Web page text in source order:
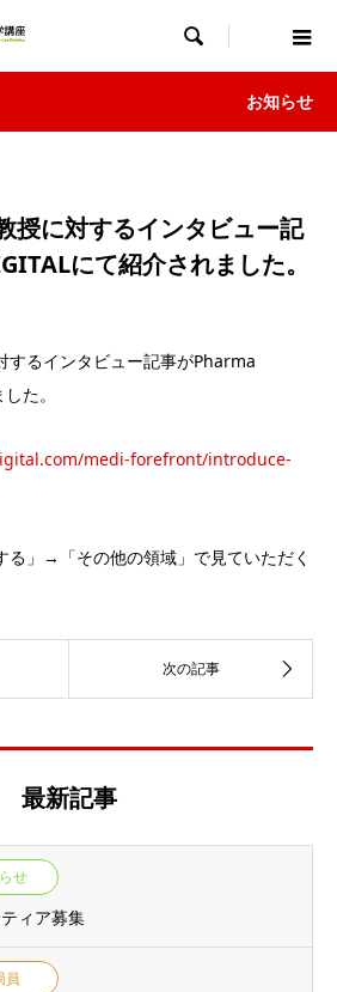

お知らせ
授に対するインタビュー記
にて紹介されました。
するインタビュー記事がPharma
た。
medi-forefront/introduce-
る」→「その他の領域」で見ていただく
最新記事
せ
ィア募集
員